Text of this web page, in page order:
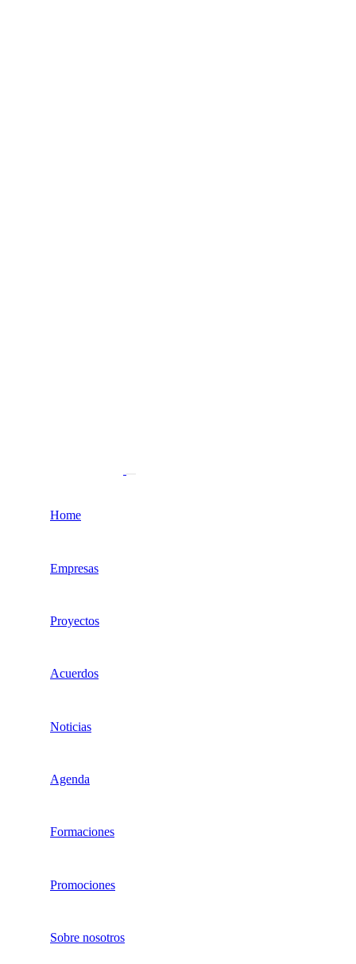
Home
Empresas
Proyectos
Acuerdos
Noticias
Agenda
Formaciones
Promociones
Sobre nosotros